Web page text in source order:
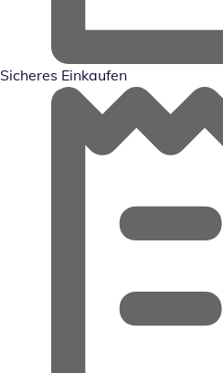
Sicheres Einkaufen